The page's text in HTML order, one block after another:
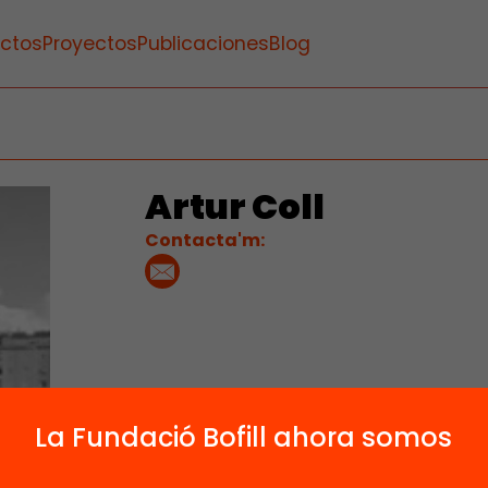
ProyectosPublicacionesBlog
Artur Coll
Contacta'm:
La Fundació Bofill ahora somos